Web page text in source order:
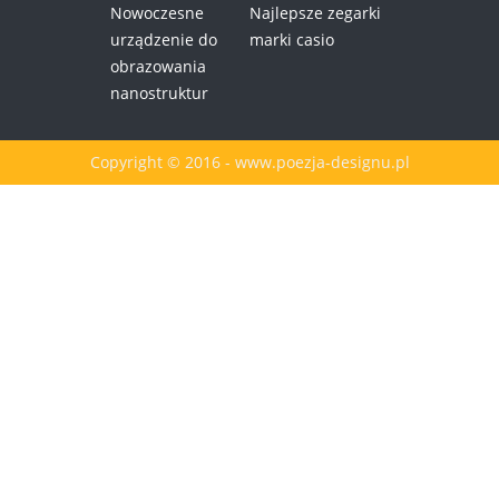
Nowoczesne
urządzenie do
obrazowania
nanostruktur
Najlepsze zegarki
marki casio
Copyright © 2016 - www.poezja-designu.pl